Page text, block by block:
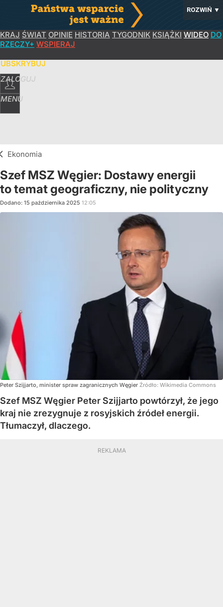
ROZWIŃ ▼
KRAJ ŚWIAT OPINIE HISTORIA TYGODNIK KSIĄŻKI WIDEO DO
RZECZY+ WSPIERAJ
ZALOGUJ
MENU
Ekonomia
Szef MSZ Węgier: Dostawy energii
to temat geograficzny, nie polityczny
Dodano: 15 października 2025 12:05
Peter Szijjarto, minister spraw zagranicznych Węgier Źródło: Wikimedia Commons
Szef MSZ Węgier Peter Szijjarto powtórzył, że jego
kraj nie zrezygnuje z rosyjskich źródeł energii.
Tłumaczył, dlaczego.